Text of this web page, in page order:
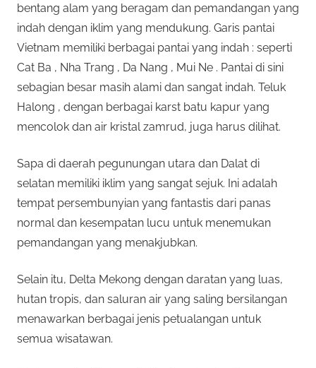
bentang alam yang beragam dan pemandangan yang
indah dengan iklim yang mendukung. Garis pantai
Vietnam memiliki berbagai pantai yang indah : seperti
Cat Ba , Nha Trang , Da Nang , Mui Ne . Pantai di sini
sebagian besar masih alami dan sangat indah. Teluk
Halong , dengan berbagai karst batu kapur yang
mencolok dan air kristal zamrud, juga harus dilihat.
Sapa di daerah pegunungan utara dan Dalat di
selatan memiliki iklim yang sangat sejuk. Ini adalah
tempat persembunyian yang fantastis dari panas
normal dan kesempatan lucu untuk menemukan
pemandangan yang menakjubkan.
Selain itu, Delta Mekong dengan daratan yang luas,
hutan tropis, dan saluran air yang saling bersilangan
menawarkan berbagai jenis petualangan untuk
semua wisatawan.